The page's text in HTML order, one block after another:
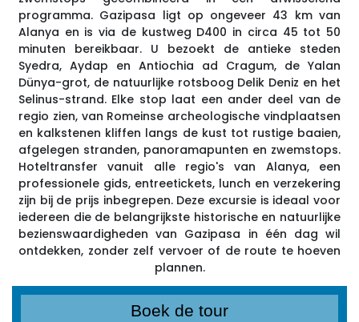
programma. Gazipasa ligt op ongeveer 43 km van
Alanya en is via de kustweg D400 in circa 45 tot 50
minuten bereikbaar. U bezoekt de antieke steden
Syedra, Aydap en Antiochia ad Cragum, de Yalan
Dünya-grot, de natuurlijke rotsboog Delik Deniz en het
Selinus-strand. Elke stop laat een ander deel van de
regio zien, van Romeinse archeologische vindplaatsen
en kalkstenen kliffen langs de kust tot rustige baaien,
afgelegen stranden, panoramapunten en zwemstops.
Hoteltransfer vanuit alle regio's van Alanya, een
professionele gids, entreetickets, lunch en verzekering
zijn bij de prijs inbegrepen. Deze excursie is ideaal voor
iedereen die de belangrijkste historische en natuurlijke
bezienswaardigheden van Gazipasa in één dag wil
ontdekken, zonder zelf vervoer of de route te hoeven
plannen.
Boek de tour